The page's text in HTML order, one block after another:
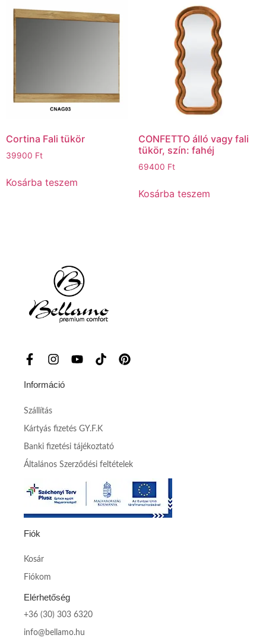
Cortina Fali tükör
39900 Ft
Kosárba teszem
CONFETTO álló vagy fali
tükör, szín: fahéj
69400 Ft
Kosárba teszem
Információ
Szállítás
Kártyás fizetés GY.F.K
Banki fizetési tájékoztató
Általános Szerződési feltételek
Fiók
Kosár
Fiókom
Elérhetőség
+36 (30) 303 6320
info@bellamo.hu